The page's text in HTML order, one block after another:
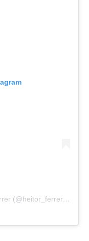
Um post compartilhado por Heitor Férrer (@heitor_ferrer77)